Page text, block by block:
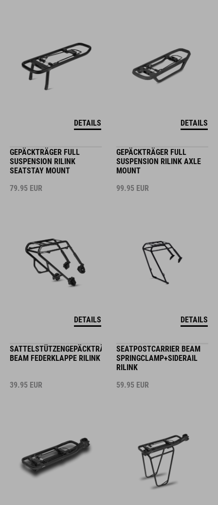
DETAILS DETAILS
GEPÄCKTRÄGER FULL
SUSPENSION RILINK
SEATSTAY MOUNT
79.95 EUR
DETAILS
GEPÄCKTRÄGER FULL
SUSPENSION RILINK AXLE
MOUNT
99.95 EUR
DETAILS
SATTELSTÜTZENGEPÄCKTRÄGER
BEAM FEDERKLAPPE RILINK
39.95 EUR
SEATPOSTCARRIER BEAM
SPRINGCLAMP+SIDERAIL
RILINK
59.95 EUR